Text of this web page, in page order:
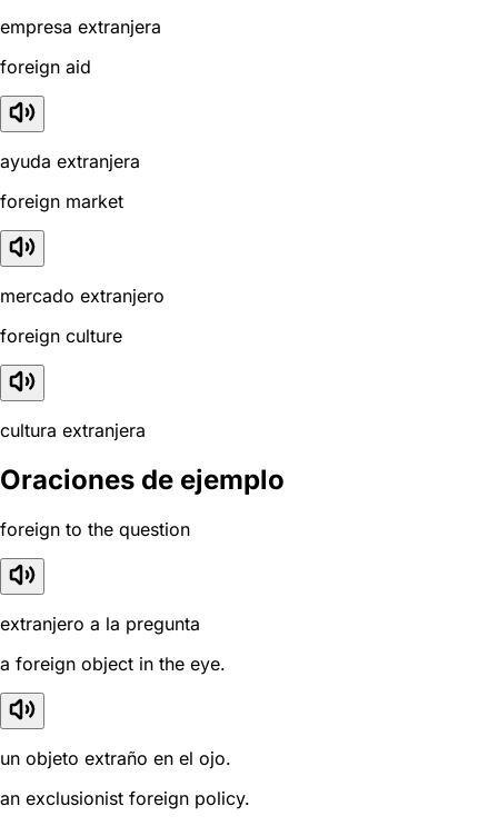
empresa extranjera
foreign aid
ayuda extranjera
foreign market
mercado extranjero
foreign culture
cultura extranjera
Oraciones de ejemplo
foreign to the question
extranjero a la pregunta
a foreign object in the eye.
un objeto extraño en el ojo.
an exclusionist foreign policy.